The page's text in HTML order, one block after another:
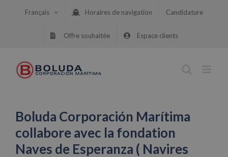
Français Horaires de navigation Candidature
Offre souhaitée Espace clients
Boluda Corporación Marítima
collabore avec la fondation
Naves de Esperanza ( Navires